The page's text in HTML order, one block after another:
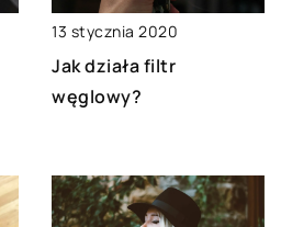
13 stycznia 2020
Jak działa filtr
węglowy?